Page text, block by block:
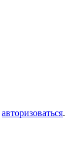
авторизоваться.